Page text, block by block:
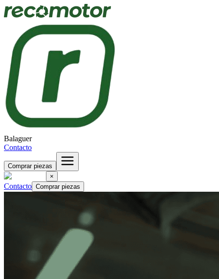
Balaguer
Contacto
Comprar piezas
×
Contacto Comprar piezas